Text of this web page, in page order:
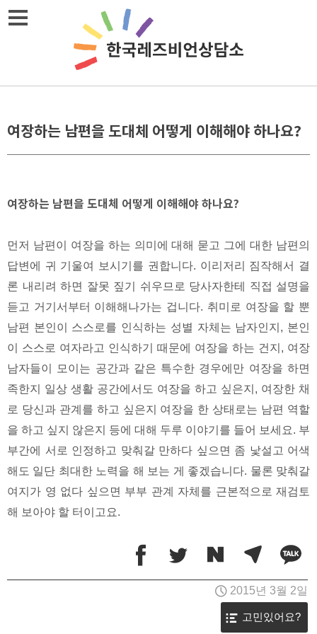
Skip
여장하는 남편을 도대체 어떻게 이해해야 하나요?
여장하는 남편을 도대체 어떻게 이해해야 하나요?
먼저 남편이 여장을 하는 의미에 대해 묻고 그에 대한 남편의
답변에 귀 기울여 보시기를 권합니다. 이리저리 짐작해서 결
론 내리려 하면 잘못 짚기 쉬우므로 당사자한테 직접 설명을
듣고 거기서부터 이해해나가는 겁니다. 취미로 여장을 할 뿐
남편 본인이 스스로를 인식하는 성별 자체는 남자인지, 본인
이 스스로 여자라고 인식하기 때문에 여장을 하는 건지, 여장
남자들이 모이는 공간과 같은 특수한 경우에만 여장을 하면
족한지 일상 생활 공간에서도 여장을 하고 싶은지, 여장한 채
로 당신과 관계를 하고 싶은지 여장을 한 상태로는 남편 역할
을 하고 싶지 않은지 등에 대해 두루 이야기를 들어 보세요. 부
부간에 서로 인정하고 맞춰갈 만하다 싶으면 좀 낯설고 어색
해도 일단 최대한 노력을 해 보는 게 좋겠습니다. 물론 맞춰갈
여지가 영 없다 싶으면 부부 관계 자체를 근본적으로 재검토
해 보아야 할 터이고요.
2015년 3월 2일
고민있어요?